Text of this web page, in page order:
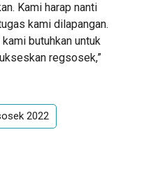
Kami harap nanti
kami dilapangan.
butuhkan untuk
regsosek,”
2022